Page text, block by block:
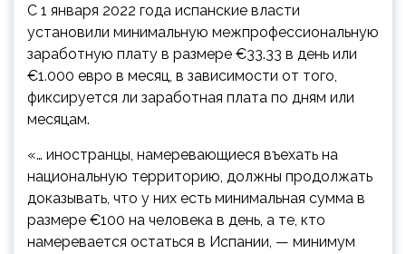
С 1 января 2022 года испанские власти
установили минимальную межпрофессиональную
заработную плату в размере €33.33 в день или
€1.000 евро в месяц, в зависимости от того,
фиксируется ли заработная плата по дням или
месяцам.
«… иностранцы, намеревающиеся въехать на
национальную территорию, должны продолжать
доказывать, что у них есть минимальная сумма в
размере €100 на человека в день, а те, кто
намеревается остаться в Испании, — минимум